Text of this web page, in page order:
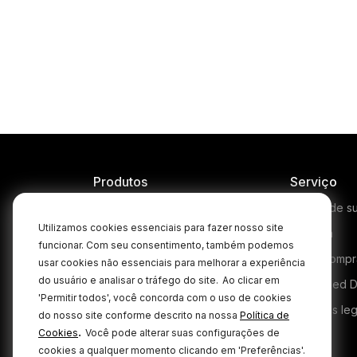
Utilizamos cookies essenciais para fazer nosso site
funcionar. Com seu consentimento, também podemos
usar cookies não essenciais para melhorar a experiência
do usuário e analisar o tráfego do site. Ao clicar em
'Permitir todos', você concorda com o uso de cookies
do nosso site conforme descrito na nossa Política de
Cookies. Você pode alterar suas configurações de
cookies a qualquer momento clicando em 'Preferências'.
with the RØDE
exactly what you're
Produtos
Headphones
Interfaces and Mixers
Accessories
Kits
Apparel
Serviço
Centro de
Garantia
Onde
Authorised
Produtos